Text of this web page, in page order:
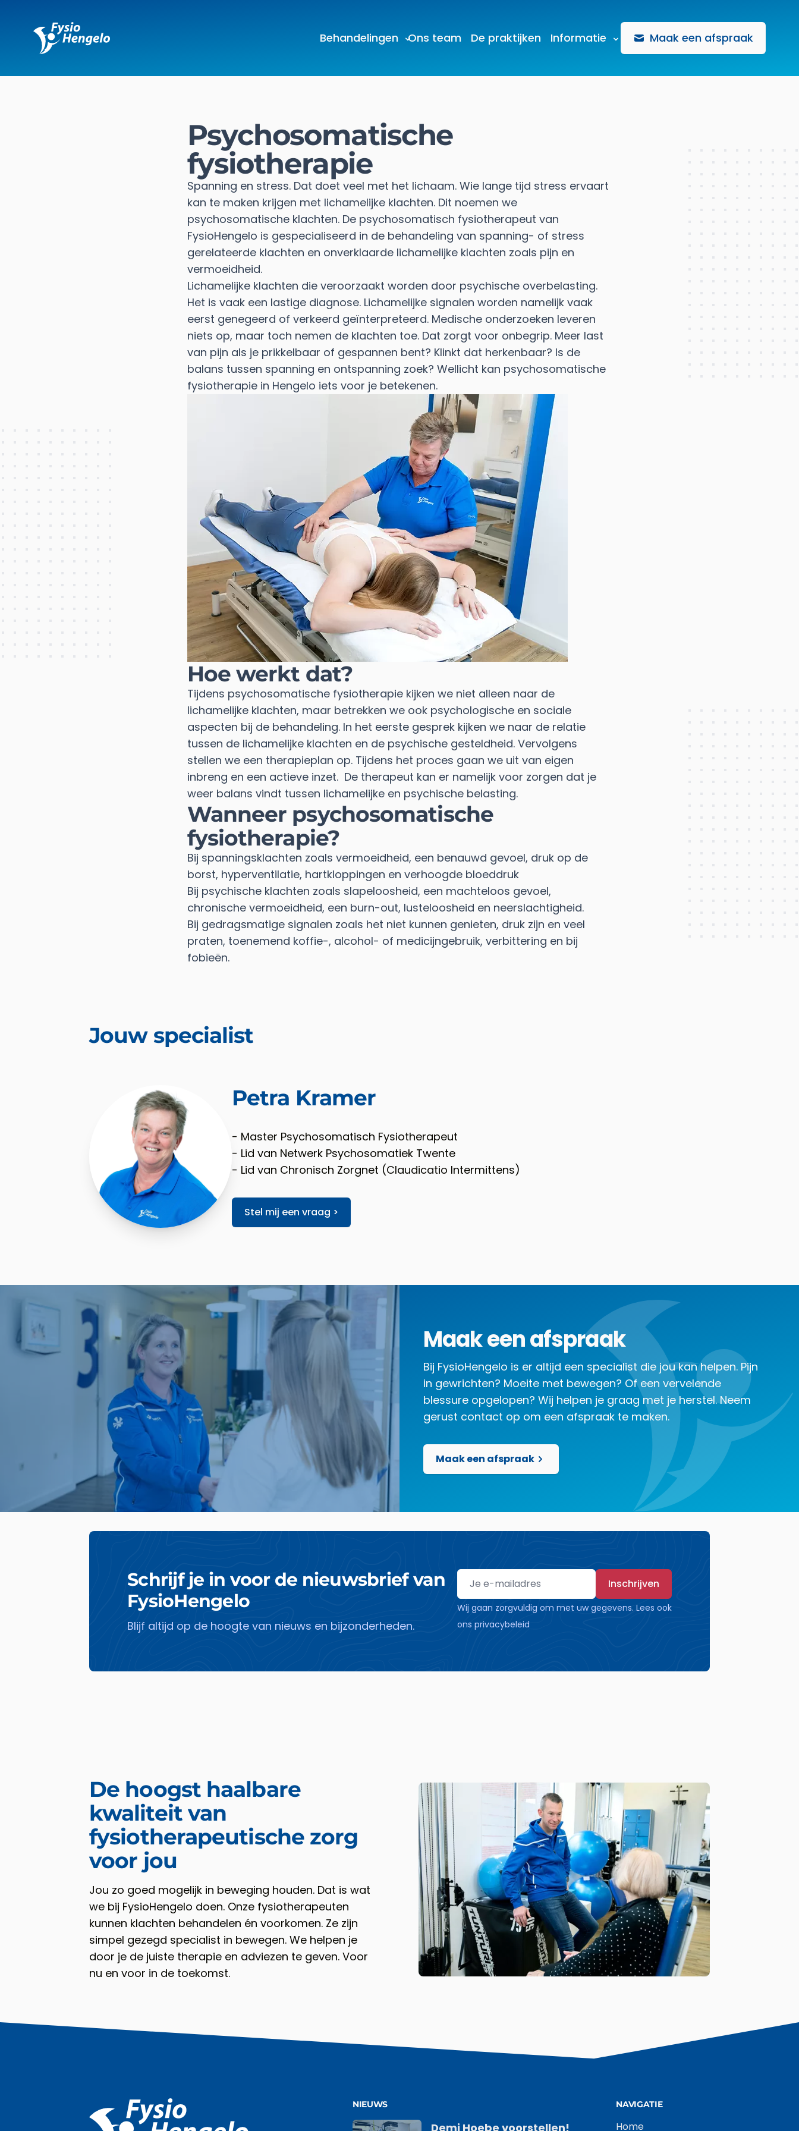
Fysio Hengelo
Behandelingen
Ons team De praktijken Informatie Maak een afspraak
Psychosomatische
fysiotherapie
Spanning en stress. Dat doet veel met het lichaam. Wie lange tijd stress ervaart
kan te maken krijgen met lichamelijke klachten. Dit noemen we
psychosomatische klachten. De psychosomatisch fysiotherapeut van
FysioHengelo is gespecialiseerd in de behandeling van spanning- of stress
gerelateerde klachten en onverklaarde lichamelijke klachten zoals pijn en
vermoeidheid.
Lichamelijke klachten die veroorzaakt worden door psychische overbelasting.
Het is vaak een lastige diagnose. Lichamelijke signalen worden namelijk vaak
eerst genegeerd of verkeerd geïnterpreteerd. Medische onderzoeken leveren
niets op, maar toch nemen de klachten toe. Dat zorgt voor onbegrip. Meer last
van pijn als je prikkelbaar of gespannen bent? Klinkt dat herkenbaar? Is de
balans tussen spanning en ontspanning zoek? Wellicht kan psychosomatische
fysiotherapie in Hengelo iets voor je betekenen.
Hoe werkt dat?
Tijdens psychosomatische fysiotherapie kijken we niet alleen naar de
lichamelijke klachten, maar betrekken we ook psychologische en sociale
aspecten bij de behandeling. In het eerste gesprek kijken we naar de relatie
tussen de lichamelijke klachten en de psychische gesteldheid. Vervolgens
stellen we een therapieplan op. Tijdens het proces gaan we uit van eigen
inbreng en een actieve inzet. De therapeut kan er namelijk voor zorgen dat je
weer balans vindt tussen lichamelijke en psychische belasting.
Wanneer psychosomatische
fysiotherapie?
Bij spanningsklachten zoals vermoeidheid, een benauwd gevoel, druk op de
borst, hyperventilatie, hartkloppingen en verhoogde bloeddruk
Bij psychische klachten zoals slapeloosheid, een machteloos gevoel,
chronische vermoeidheid, een burn-out, lusteloosheid en neerslachtigheid.
Bij gedragsmatige signalen zoals het niet kunnen genieten, druk zijn en veel
praten, toenemend koffie-, alcohol- of medicijngebruik, verbittering en bij
fobieën.
Jouw specialist
Petra Kramer
- Master Psychosomatisch Fysiotherapeut
- Lid van Netwerk Psychosomatiek Twente
- Lid van Chronisch Zorgnet (Claudicatio Intermittens)
Stel mij een vraag >
Maak een afspraak
Bij FysioHengelo is er altijd een specialist die jou kan helpen. Pijn
in gewrichten? Moeite met bewegen? Of een vervelende
blessure opgelopen? Wij helpen je graag met je herstel. Neem
gerust contact op om een afspraak te maken.
Maak een afspraak
Schrijf je in voor de nieuwsbrief van
FysioHengelo
Blijf altijd op de hoogte van nieuws en bijzonderheden.
Emailadres
Wij gaan zorgvuldig om met uw gegevens. Lees ook
ons privacybeleid
De hoogst haalbare
kwaliteit van
fysiotherapeutische zorg
voor jou
Jou zo goed mogelijk in beweging houden. Dat is wat
we bij FysioHengelo doen. Onze fysiotherapeuten
kunnen klachten behandelen én voorkomen. Ze zijn
simpel gezegd specialist in bewegen. We helpen je
door je de juiste therapie en adviezen te geven. Voor
nu en voor in de toekomst.
NIEUWS
Demi Hoebe voorstellen!
NAVIGATIE
Home